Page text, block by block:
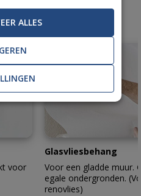
met professioneel
voor
Glasvliesbehang
Voor een gladde muur.
egale ondergronden.
renovlies)
ALLES